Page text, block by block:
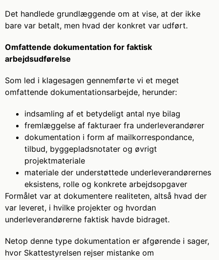
Det handlede grundlæggende om at vise, at der ikke
bare var betalt, men hvad der konkret var udført.
Omfattende dokumentation for faktisk
arbejdsudførelse
Som led i klagesagen gennemførte vi et meget
omfattende dokumentationsarbejde, herunder:
indsamling af et betydeligt antal nye bilag
fremlæggelse af fakturaer fra underleverandører
dokumentation i form af mailkorrespondance,
tilbud, byggepladsnotater og øvrigt
projektmateriale
materiale der understøttede underleverandørernes
eksistens, rolle og konkrete arbejdsopgaver
Formålet var at dokumentere realiteten, altså hvad der
var leveret, i hvilke projekter og hvordan
underleverandørerne faktisk havde bidraget.
Netop denne type dokumentation er afgørende i sager,
hvor Skattestyrelsen rejser mistanke om